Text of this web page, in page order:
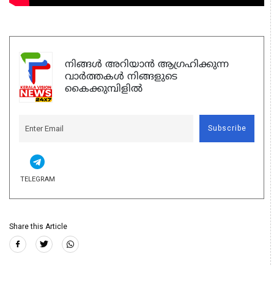
നിങ്ങൾ അറിയാൻ ആഗ്രഹിക്കുന്ന
വാർത്തകൾ നിങ്ങളുടെ
കൈക്കുമ്പിളിൽ
Subscribe
TELEGRAM
Share this Article